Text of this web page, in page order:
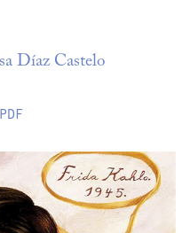
Díaz Castelo
PDF